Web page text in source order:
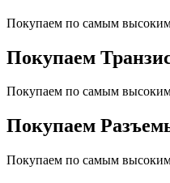
Покупаем по самым
Покупаем
Покупаем по самым
Покупаем
Покупаем по самым